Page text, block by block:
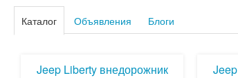
Каталог Объявления Блоги
Jeep Liberty внедорожник